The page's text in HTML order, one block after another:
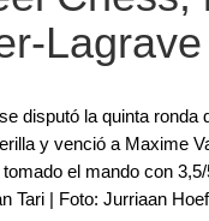
disputó la quinta
y venció a Maxime
el mando con
Tari | Foto: Jurriaan